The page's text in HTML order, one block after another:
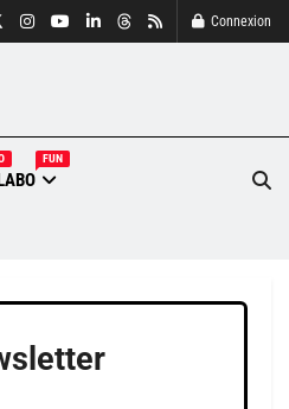
Connexion
FUN